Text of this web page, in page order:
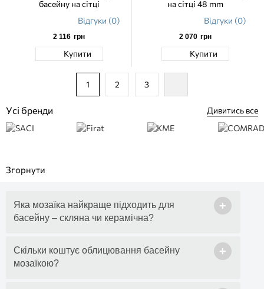
басейну на сітці
Відгуки (0)
2 116 грн
Купити
на сітці 48 mm
Відгуки (0)
2 070 грн
Купити
1 2 3
Усі бренди Дивитись все
+
Яка мозаїка найкраще підходить для
басейну – скляна чи керамічна?
+
Скільки коштує облицювання басейну
мозаїкою?